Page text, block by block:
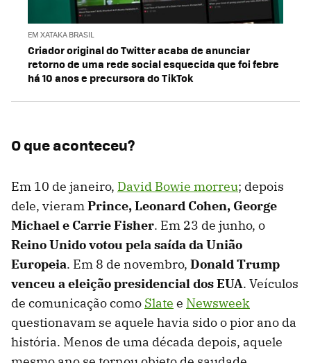
EM XATAKA BRASIL
Criador original do Twitter acaba de anunciar
retorno de uma rede social esquecida que foi febre
há 10 anos e precursora do TikTok
O que aconteceu?
Em 10 de janeiro, David Bowie morreu; depois
dele, vieramPrince, Leonard Cohen, George
Michael e Carrie Fisher. Em 23 de junho, o
Reino Unido votou pela saída da União
Europeia. Em 8 de novembro, Donald Trump
venceu a eleição presidencial dos EUA. Veículos
de comunicação como Slate e Newsweek
questionavam se aquele havia sido o pior ano da
história. Menos de uma década depois, aquele